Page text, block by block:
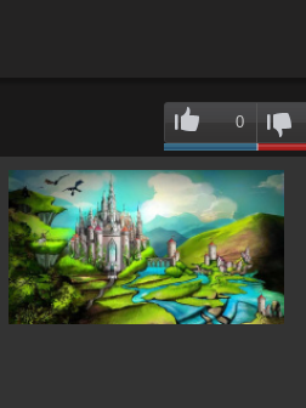
0